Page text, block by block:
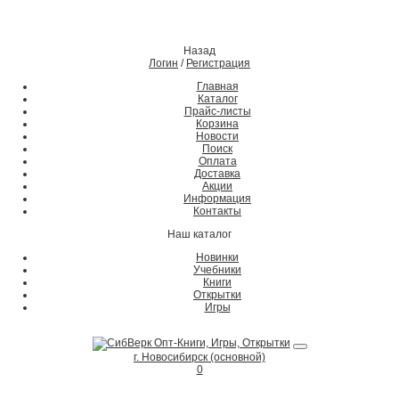
Назад
Логин / Регистрация
Главная
Каталог
Прайс-листы
Корзина
Новости
Поиск
Оплата
Доставка
Акции
Информация
Контакты
Наш каталог
Новинки
Учебники
Книги
Открытки
Игры
г. Новосибирск (основной)
0